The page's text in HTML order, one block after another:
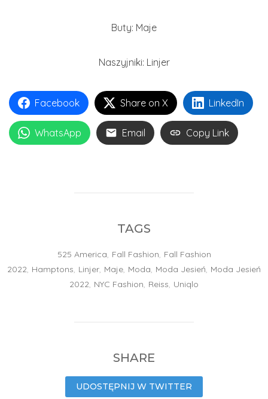
Buty: Maje
Naszyjniki: Linjer
Facebook Share on X LinkedIn
WhatsApp Email Copy Link
TAGS
525 America, Fall Fashion, Fall Fashion
2022, Hamptons, Linjer, Maje, Moda, Moda Jesień, Moda Jesień
2022, NYC Fashion, Reiss, Uniqlo
SHARE
UDOSTĘPNIJ W TWITTER